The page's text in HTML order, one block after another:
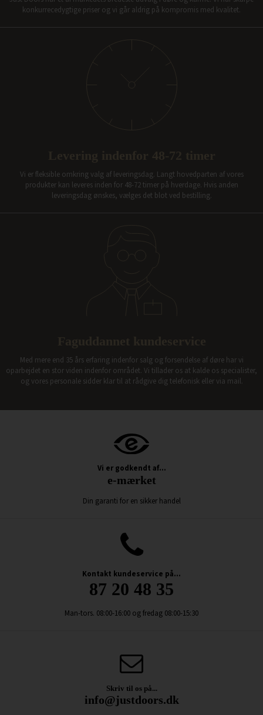
konkurrecedygtige priser og vi går aldrig på kompromis med kvalitet.
Vi er fleksible omkring valg af leveringsdag. Langt hovedparten af vores
produkter kan leveres inden for 48-72 timer på hverdage. Hvis anden
leveringsdag ønskes, vælges det blot ved bestilling.
Med mere end 35 års erfaring indenfor salg og forsendelse af døre har vi
oparbejdet en stor viden indenfor området. Vi tillader os at kalde os specialister,
og vores personale sidder klar til at rådgive dig telefonisk eller via mail.
Vi er godkendt af...
e-mærket
Din garanti for en sikker handel
Kontakt kundeservice på...
87 20 48 35
Man-tors. 08:00-16:00 og fredag 08:00-15:30
Skriv til os på...
info@justdoors.dk